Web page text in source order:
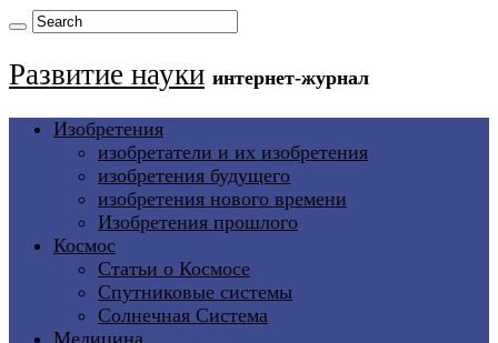
Развитие науки интернет-журнал
Изобретения
изобретатели и их изобретения
изобретения будущего
изобретения нового времени
Изобретения прошлого
Космос
Статьи о Космосе
Спутниковые системы
Солнечная Система
Медицина